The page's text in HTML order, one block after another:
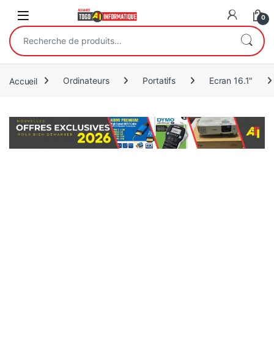
Open 0
Recherche pour :
Accueil Ordinateurs Portatifs Ecran 16.1"